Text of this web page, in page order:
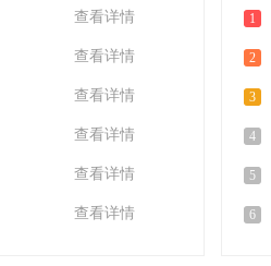
查看详情
查看详情
查看详情
查看详情
查看详情
查看详情
1
2
3
4
5
6